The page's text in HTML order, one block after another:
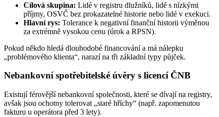
Cílová skupina: Lidé v registru dlužníků, lidé s nízkými
příjmy, OSVČ bez prokazatelné historie nebo lidé v exekuci.
Hlavní rys: Tolerance k negativní finanční historii výměnou
za extrémně vysokou cenu (úrok a RPSN).
Pokud někdo hledá dlouhodobé financování a má nálepku
„problémového klienta“, narazí na tři základní typy půjček.
Nebankovní spotřebitelské úvěry s licencí ČNB
Existují férovější nebankovní společnosti, které se dívají na registry,
avšak jsou ochotny tolerovat „staré hříchy“ (např. zapomenutou
fakturu u operátora před 3 lety).